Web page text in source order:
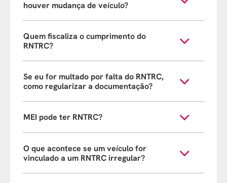
houver mudança de veículo?
Quem fiscaliza o cumprimento do
RNTRC?
Se eu for multado por falta do RNTRC,
como regularizar a documentação?
MEI pode ter RNTRC?
O que acontece se um veículo for
vinculado a um RNTRC irregular?